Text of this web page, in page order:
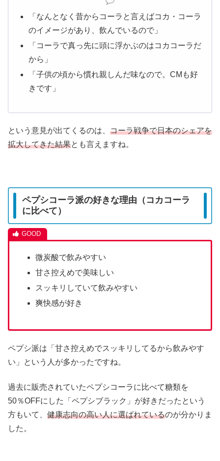
「なんとなく昔からコーラと言えばコカ・コーラ
のイメージがあり、飲んでいるので」
「コーラで真っ先に頭に浮かぶのはコカコーラだ
から」
「子供の頃から慣れ親しんだ味なので。CMも好
きです」
という意見が出てくるのは、 コーラ戦争で日本のシェアを
拡大してきた結果とも言えますね。
ペプシコーラ派の好きな理由（コカコーラ
に比べて）
微炭酸で飲みやすい
甘さ控えめで美味しい
スッキリしていて飲みやすい
爽快感が好き
ペプシ派は「甘さ控えめでスッキリしてるから飲みやす
い」という人が多かったですね。
過去に販売されていたペプシコーラに比べて糖類を
50％OFFにした「ペプシブラック」が好きだったという
方もいて、 健康志向の高い人に選ばれているのが分かりま
した。